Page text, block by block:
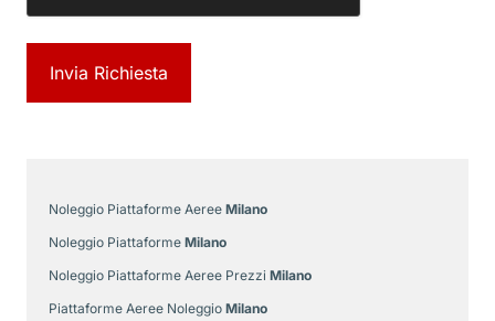
Noleggio Piattaforme Aeree Milano
Noleggio Piattaforme Milano
Noleggio Piattaforme Aeree Prezzi Milano
Piattaforme Aeree Noleggio Milano